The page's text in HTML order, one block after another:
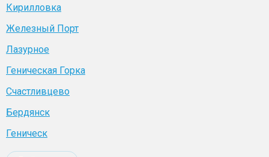
Кирилловка
Железный Порт
Лазурное
Геническая Горка
Счастливцево
Бердянск
Геническ